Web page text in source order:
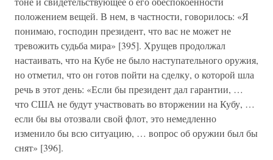
положением вещей. В нем, в частности, говорилось: «Я
понимаю, господин президент, что вас не может не
тревожить судьба мира» [395]. Хрущев продолжал
настаивать, что на Кубе не было наступательного оружия,
но отметил, что он готов пойти на сделку, о которой шла
речь в этот день: «Если бы президент дал гарантии, …
что США не будут участвовать во вторжении на Кубу, …
если бы вы отозвали свой флот, это немедленно
изменило бы всю ситуацию, … вопрос об оружии был бы
снят» [396].